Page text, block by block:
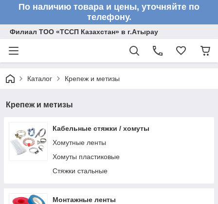
По наличию товара и цены, уточняйте по
телефону.
Филиал ТОО «ТССП Казахстан» в г.Атырау
Каталог Крепеж и метизы
Крепеж и метизы
Кабельные стяжки / хомуты
Хомутные ленты
Хомуты пластиковые
Стяжки стальные
Монтажные ленты